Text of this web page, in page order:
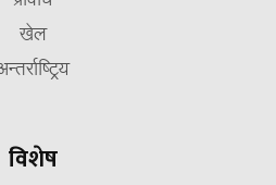
खेल
विशेष